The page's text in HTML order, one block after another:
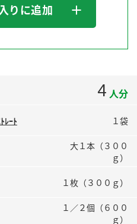
Fibee
シピ
ュージアム）
りに追加
4 人分
ﾚｰﾄ １袋
大１本（３００
ｇ）
１枚（３００ｇ）
１／２個（６００
ｇ）